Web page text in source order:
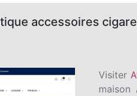
accessoires
Visiter
maison